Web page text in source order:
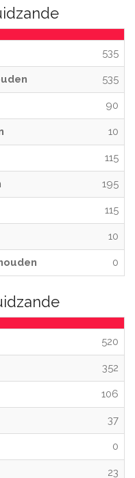
535
535
90
10
115
195
115
10
0
520
352
106
37
0
23